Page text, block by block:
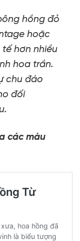
hồng đỏ
hoặc
hơn nhiều
hoa trần.
chu đáo
đối
các màu